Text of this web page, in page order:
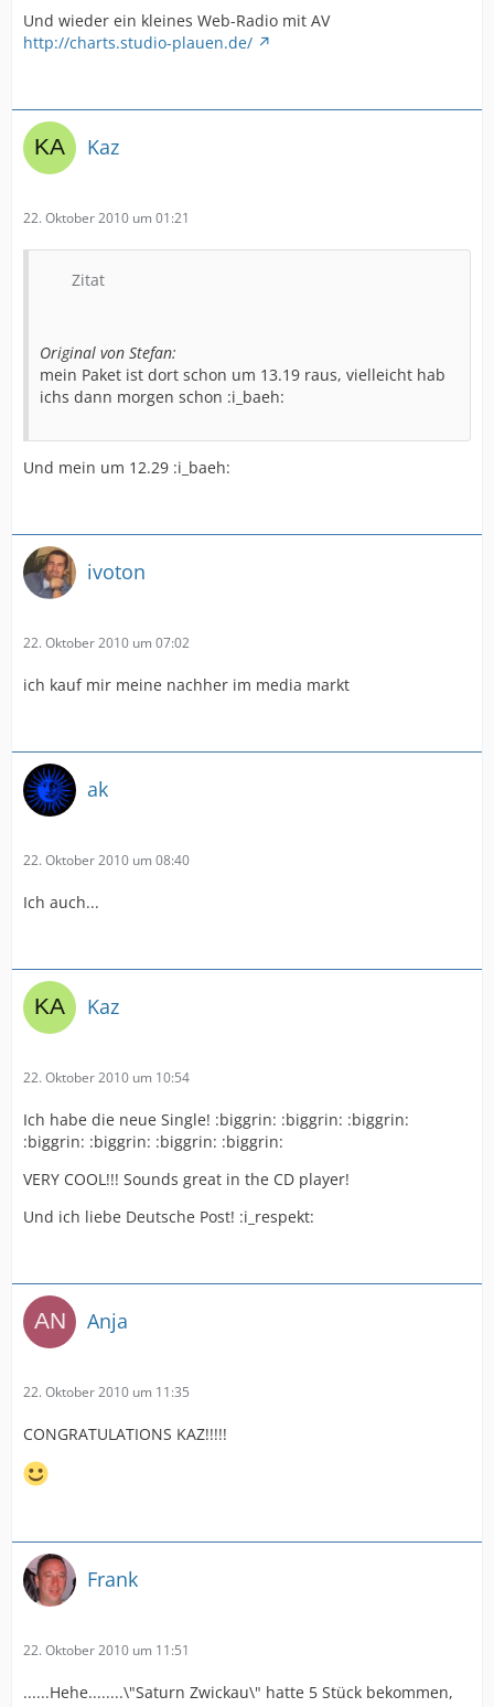
Und wieder ein kleines Web-Radio mit AV
http://charts.studio-plauen.de/
Kaz
22. Oktober 2010 um 01:21
Zitat
Original von Stefan:
mein Paket ist dort schon um 13.19 raus, vielleicht hab
ichs dann morgen schon :i_baeh:
Und mein um 12.29 :i_baeh:
ivoton
22. Oktober 2010 um 07:02
ich kauf mir meine nachher im media markt
ak
22. Oktober 2010 um 08:40
Ich auch...
Kaz
22. Oktober 2010 um 10:54
Ich habe die neue Single! :biggrin: :biggrin: :biggrin:
:biggrin: :biggrin: :biggrin: :biggrin:
VERY COOL!!! Sounds great in the CD player!
Und ich liebe Deutsche Post! :i_respekt:
Anja
22. Oktober 2010 um 11:35
CONGRATULATIONS KAZ!!!!!
Frank
22. Oktober 2010 um 11:51
......Hehe........\"Saturn Zwickau\" hatte 5 Stück bekommen,